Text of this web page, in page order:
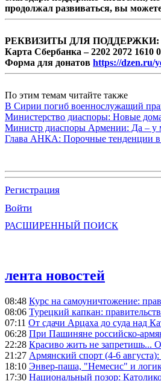
продолжал развиваться, вы
РЕКВИЗИТЫ ДЛЯ ПОДДЕРЖКИ:
Карта Сбербанка – 2202 2072 1610
Форма для донатов https://dzen.ru/
По этим темам читайте также
В Сирии погиб военнослужащий
Министерство диаспоры: Новые
Министр диаспоры Армении: Да – у
Глава АНКА: Порочные тенденции в
Регистрация
Войти
РАСШИРЕННЫЙ ПОИСК
лента новостей
08:48 Курс на самоуничтожение:
08:06 Турецкий капкан:
07:11 От сдачи Арцаха до суда над
06:28 При Пашиняне российско-
22:28 Красиво жить не запретишь...
21:27 Армянский спорт (4-6
18:10 Энвер-паша, "Немесис" и
17:30 Национальный позор: